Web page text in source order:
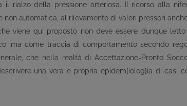
il rialzo della pressione arteriosa. Il ricorso alla
non automatica, al rilevamento di valori pressori
viene qui proposto non deve essere dunque
ma come traccia di comportamento secondo
che nella realtà di Accettazione-Pronto
una vera e propria epidem[iolog]ia di casi